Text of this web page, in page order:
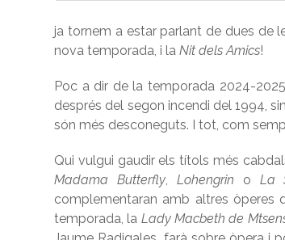
ja tornem a estar parlant de dues de
nova temporada, i laNit dels Amics!
Poc a dir de la temporada 2024-
després del segon incendi del 1994,
són més desconeguts. I tot, com
Qui vulgui gaudir els títols més
Madama Butterfly, Lohengrin o La
complementaran amb altres òperes
temporada, la Lady Macbeth de